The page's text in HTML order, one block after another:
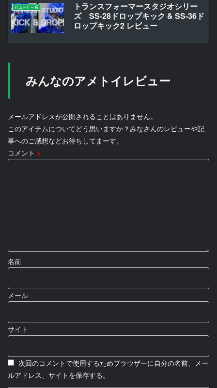
TFムービー系
トランスフォーマースタジオシリー
ズ SS-28ドロップキック & SS-36ド
ロップキック2 レビュー
みんなのアメトイレビュー
メールアドレスが公開されることはありません。
このアイテムについてどう思いますか？みなさんのレビューや記
事へのご感想などお待ちしてまーす。
コメント ※
名前
メール
サイト
次回のコメントで使用するためブラウザーに自分の名前、メー
ルアドレス、サイトを保存する。